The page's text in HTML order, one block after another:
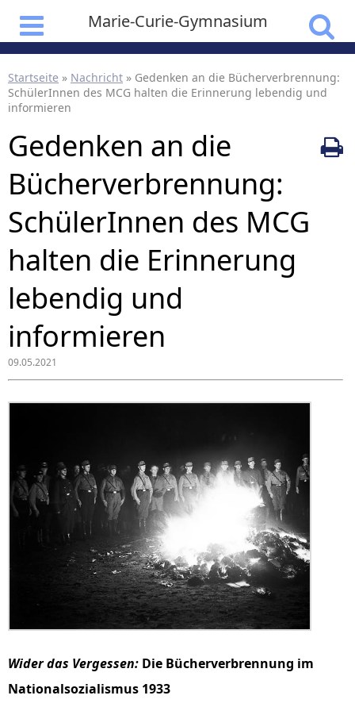
Marie-Curie-Gymnasium
Startseite » Nachricht » Gedenken an die Bücherverbrennung:
SchülerInnen des MCG halten die Erinnerung lebendig und
informieren
Gedenken an die
Bücherverbrennung:
SchülerInnen des MCG
halten die Erinnerung
lebendig und
informieren
09.05.2021
Wider das Vergessen: Die Bücherverbrennung im
Nationalsozialismus 1933